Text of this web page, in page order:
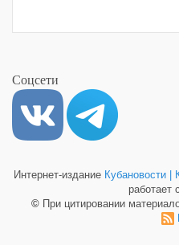
Соцсети
Интернет-издание Кубановости |
работает
© При цитировании